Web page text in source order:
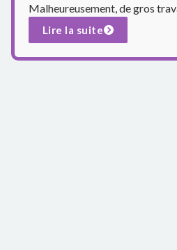
Malheureusement, de gros
Lire la suite